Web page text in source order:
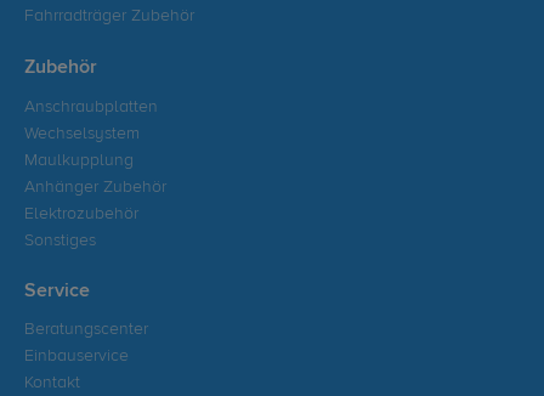
Fahrradträger Zubehör
Zubehör
Anschraubplatten
Wechselsystem
Maulkupplung
Anhänger Zubehör
Elektrozubehör
Sonstiges
Service
Beratungscenter
Einbauservice
Kontakt